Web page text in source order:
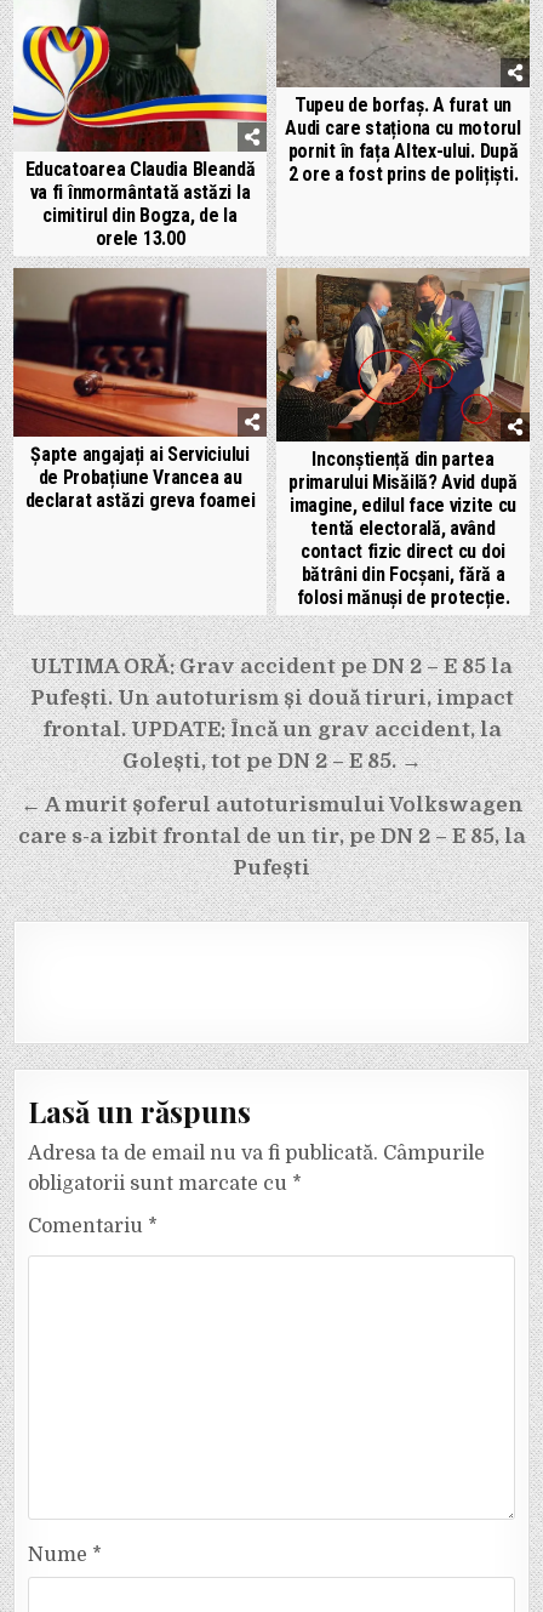
Educatoarea Claudia Bleandă
va fi înmormântată astăzi la
cimitirul din Bogza, de la
orele 13.00
Tupeu de borfaș. A furat un
Audi care staționa cu motorul
pornit în fața Altex-ului. După
2 ore a fost prins de polițiști.
Șapte angajați ai Serviciului
de Probațiune Vrancea au
declarat astăzi greva foamei
Inconștiență din partea
primarului Misăilă? Avid după
imagine, edilul face vizite cu
tentă electorală, având
contact fizic direct cu doi
bătrâni din Focșani, fără a
folosi mănuși de protecție.
Navigare
în
articole
ULTIMA ORĂ: Grav accident pe DN 2 – E 85 la
Pufești. Un autoturism și două tiruri, impact
frontal. UPDATE: Încă un grav accident, la
Golești, tot pe DN 2 – E 85. →
← A murit șoferul autoturismului Volkswagen
care s-a izbit frontal de un tir, pe DN 2 – E 85, la
Pufești
Lasă un răspuns
Adresa ta de email nu va fi publicată. Câmpurile
obligatorii sunt marcate cu *
Comentariu *
Nume *